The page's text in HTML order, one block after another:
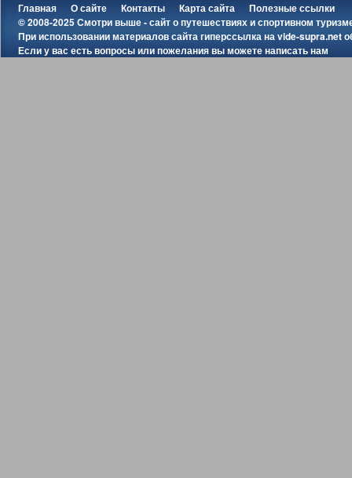
Главная О сайте Контакты Карта сайта
Полезные ссылки
© 2008-2025 Смотри выше - сайт о путешествиях и спортивном
При использовании материалов сайта гиперссылка наvide-supra.net
Если у вас есть вопросы или пожелания вы можетенаписать нам